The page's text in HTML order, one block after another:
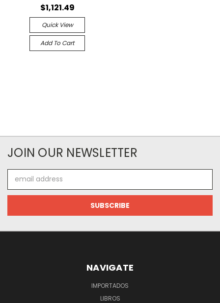
$1,121.49
Quick View
Add To Cart
JOIN OUR NEWSLETTER
Address
NAVIGATE
IMPORTADOS
LIBROS